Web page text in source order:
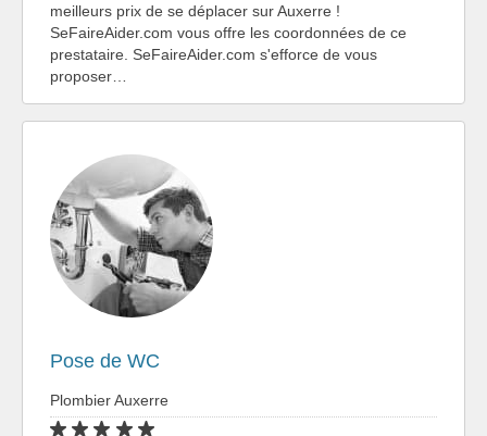
meilleurs prix de se déplacer sur Auxerre !
SeFaireAider.com vous offre les coordonnées de ce
prestataire. SeFaireAider.com s'efforce de vous
proposer…
Pose de WC
Plombier Auxerre